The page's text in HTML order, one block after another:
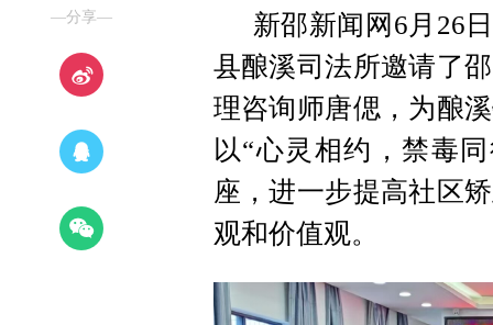
—分享—
新邵新闻网6月26
县酿溪司法所邀请了
理咨询师唐偲，为酿
以“心灵相约，禁毒
座，进一步提高社区
观和价值观。